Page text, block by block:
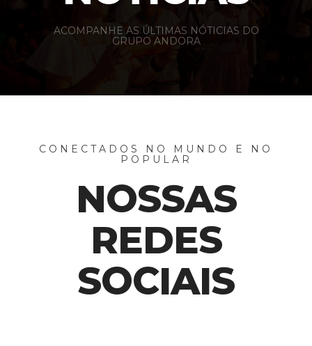
ACOMPANHE AS ÚLTIMAS NÓTICIAS DO
GRUPO ANDORA
CONECTADOS NO MUNDO E NO
POPULAR
NOSSAS
REDES
SOCIAIS